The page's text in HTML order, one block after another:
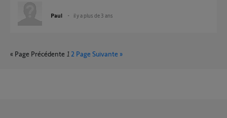
Paul il y a plus de 3 ans
« Page Précédente 1 2 Page Suivante »